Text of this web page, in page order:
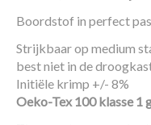
Boordstof in perfect
Strijkbaar op medium
best niet in de
Initiële krimp +/- 8%
Oeko-Tex 100 klasse 1